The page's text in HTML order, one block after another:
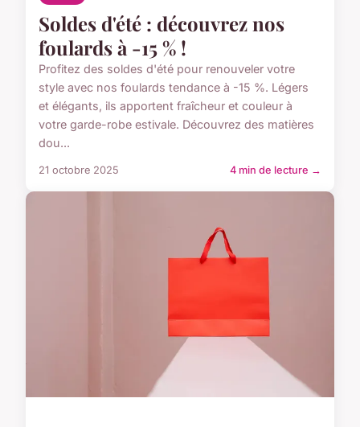
Soldes d'été : découvrez nos
foulards à -15 % !
Profitez des soldes d'été pour renouveler votre
style avec nos foulards tendance à -15 %. Légers
et élégants, ils apportent fraîcheur et couleur à
votre garde-robe estivale. Découvrez des matières
dou...
21 octobre 2025 4 min de lecture →